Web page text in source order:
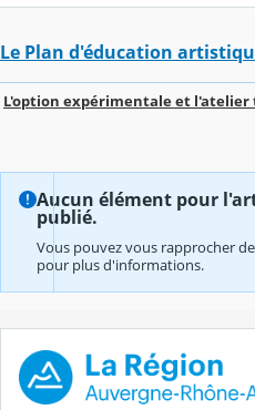
Le Plan d'éducation
L'option expérimentale et l'atelier
Aucun élément pour
publié.
Vous pouvez vous rapprocher
pour plus d'informations.